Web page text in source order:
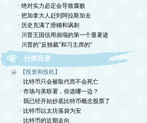
· 绝对实力必定会导致腐败
· 把加拿大人赶到阿拉斯加去
· 历史充满了滑稽和讽刺
· 川普王国信用崩塌的第一个显著迹
· 川普的"反独裁”和习主席的“
分类目录
【投资和投机】
· 比特币只会被取代而不会死亡
· 市场与美联署，你选哪一边？
· 我已经开始抄底比特币概念股票了
· 比特币以太坊落袋为安
· 比特币的近期走向